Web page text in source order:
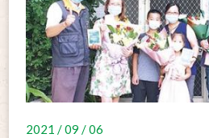
2021 / 09 / 06